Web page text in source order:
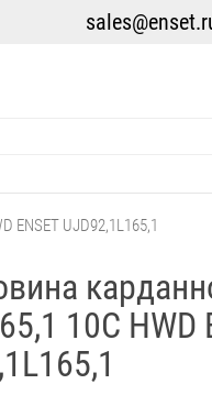
ENSET UJD92,1L165,1
10C HWD